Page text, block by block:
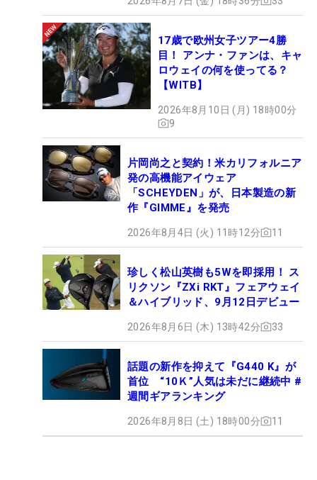
17歳で欧州女子ツアー4勝
目！ アンナ・ファンは、キャ
ロウェイの何を使ってる？
【WITB】
2026年8月10日 (月) 18時00分
9
片岡尚之と契約！米カリフォルニア
発の高機能アイウェア
「SCHEYDEN」が、日本製造の新
作『GIMME』を発売
2026年8月4日 (火) 11時12分 11
珍しく松山英樹も5Wを即採用！ ス
リクソン『ZXi RKT』フェアウェイ
＆ハイブリッド、9月12日デビュー
2026年8月6日 (木) 13時42分 33
話題の新作を抑えて『G440 K』が
首位 “10Ｋ”人気は未だに継続中 #
週間ギアランキング
2026年8月8日 (土) 18時00分 11